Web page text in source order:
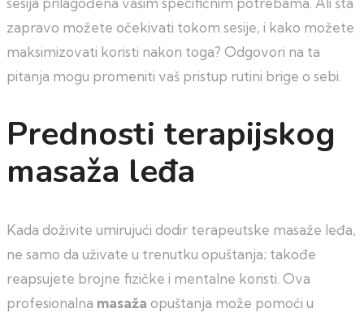
zapravo možete očekivati tokom sesije, i kako možete
maksimizovati koristi nakon toga? Odgovori na ta
pitanja mogu promeniti vaš pristup rutini brige o sebi.
Prednosti terapijskog
masaža leđa
Kada doživite umirujući dodir terapeutske masaže leđa,
ne samo da uživate u trenutku opuštanja; takođe
reapsujete brojne fizičke i mentalne koristi. Ova
profesionalna masaža opuštanja može pomoći u